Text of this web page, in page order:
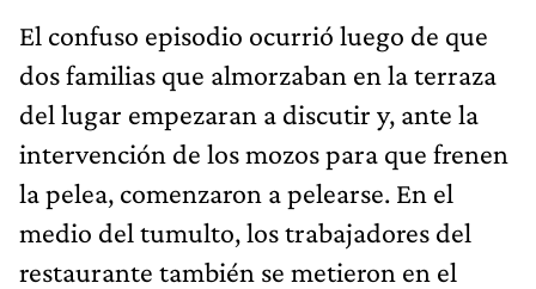
El confuso episodio ocurrió luego de que
dos familias que almorzaban en la terraza
del lugar empezaran a discutir y, ante la
intervención de los mozos para que frenen
la pelea, comenzaron a pelearse. En el
medio del tumulto, los trabajadores del
restaurante también se metieron en el